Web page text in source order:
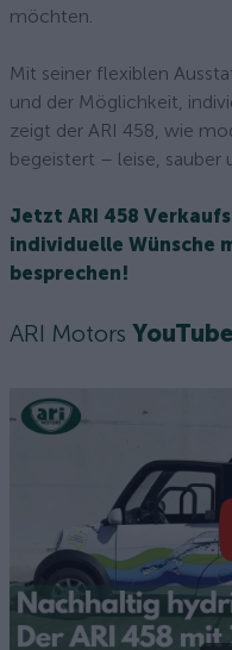
möchten.
Mit seiner flexiblen
und der Möglichkeit,
zeigt der ARI 458, wie
begeistert – leise, sauber
Jetzt ARI 458
individuelle Wünsche
besprechen!
ARI Motors